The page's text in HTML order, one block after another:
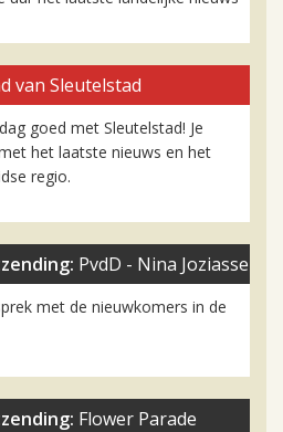
van Sleutelstad
goed met Sleutelstad! Je
het laatste nieuws en het
regio.
PvdD - Nina Joziasse
met de nieuwkomers in de
Flower Parade